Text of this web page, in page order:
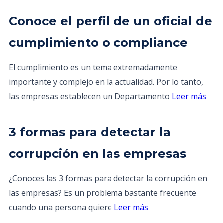
Conoce el perfil de un oficial de
cumplimiento o compliance
El cumplimiento es un tema extremadamente
importante y complejo en la actualidad. Por lo tanto,
las empresas establecen un Departamento Leer más
3 formas para detectar la
corrupción en las empresas
¿Conoces las 3 formas para detectar la corrupción en
las empresas? Es un problema bastante frecuente
cuando una persona quiere Leer más